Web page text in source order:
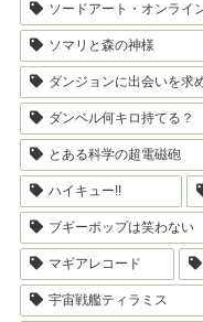
ソードアート・オンライ
ソマリと森の神様
ダンジョンに出会いを求
ダンベル何キロ持てる？
とある科学の超電磁砲
ハイキュー!!
ブギーポップは笑わない
マギアレコード
宇宙戦艦ティラミス